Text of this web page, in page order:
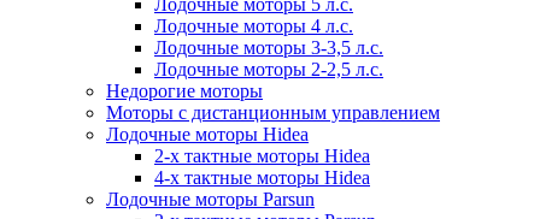
Лодочные моторы 5 л.с.
Лодочные моторы 4 л.с.
Лодочные моторы 3-3,5 л.с.
Лодочные моторы 2-2,5 л.с.
Недорогие моторы
Моторы с дистанционным управлением
Лодочные моторы Hidea
2-х тактные моторы Hidea
4-х тактные моторы Hidea
Лодочные моторы Parsun